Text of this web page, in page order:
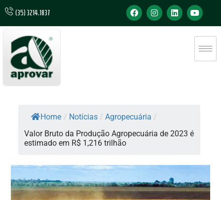
(35) 3214.1837
Home / Notícias / Agropecuária /
Valor Bruto da Produção Agropecuária de 2023 é
estimado em R$ 1,216 trilhão